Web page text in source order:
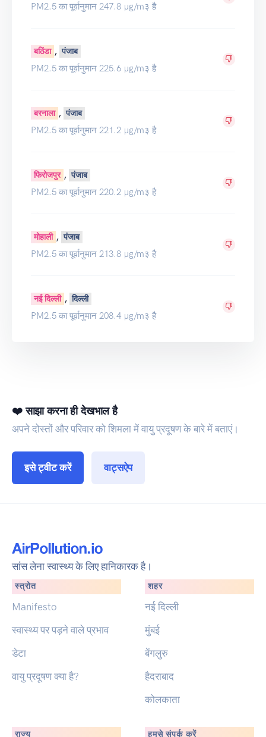
PM2.5 का पूर्वानुमान 247.8 μg/m३ है
बठिंडा , पंजाब
PM2.5 का पूर्वानुमान 225.6 μg/m३ है
बरनाला , पंजाब
PM2.5 का पूर्वानुमान 221.2 μg/m३ है
फिरोजपुर , पंजाब
PM2.5 का पूर्वानुमान 220.2 μg/m३ है
मोहाली , पंजाब
PM2.5 का पूर्वानुमान 213.8 μg/m३ है
नई दिल्ली , दिल्ली
PM2.5 का पूर्वानुमान 208.4 μg/m३ है
❤️ साझा करना ही देखभाल है
अपने दोस्तों और परिवार को शिमला में वायु प्रदूषण के बारे में बताएं।
इसे ट्वीट करें वाट्सऐप
सांस लेना स्वास्थ्य के लिए हानिकारक है।
स्त्रोत
Manifesto
स्वास्थ्य पर पड़ने वाले प्रभाव
डेटा
वायु प्रदूषण क्या है?
शहर
नई दिल्ली
मुंबई
बेंगलुरु
हैदराबाद
कोलकाता
राज्य हमसे संपर्क करें